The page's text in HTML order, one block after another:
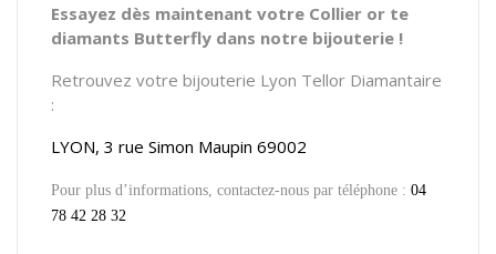
Essayez dès maintenant votre Collier or te
diamants Butterfly dans notre bijouterie !
Retrouvez votre bijouterie Lyon Tellor Diamantaire
:
LYON, 3 rue Simon Maupin 69002
Pour plus d’informations, contactez-nous par téléphone : 04
78 42 28 32